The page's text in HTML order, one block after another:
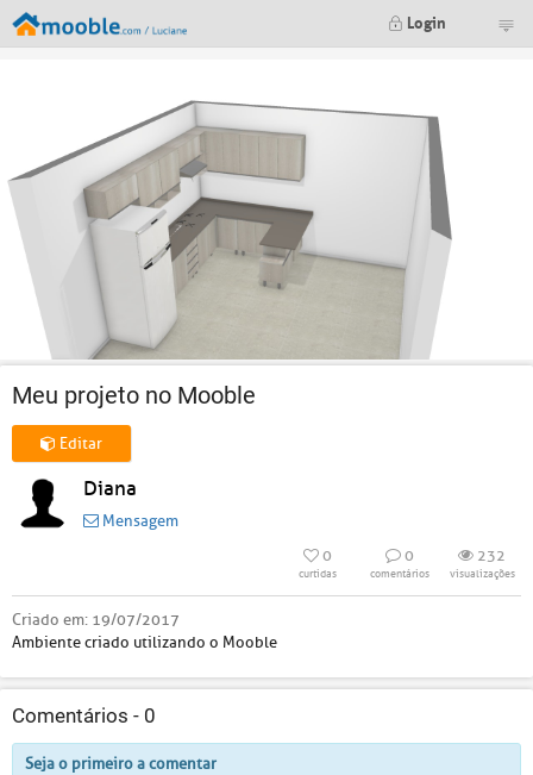
Login
Meu projeto no Mooble
Editar
Diana
Mensagem
0
curtidas
0
comentários
232
visualizações
Criado em: 19/07/2017
Ambiente criado utilizando o Mooble
Comentários - 0
Seja o primeiro a comentar